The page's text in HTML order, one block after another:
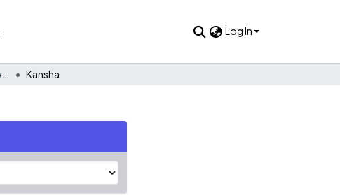
Log In
Kansha